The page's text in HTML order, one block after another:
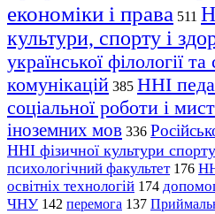
економіки і права 511
культури, спорту і
української філології
комунікацій 385 ННІ
соціальної роботи і
іноземних мов 336
ННІ фізичної культури
психологічний факультет 176
освітніх технологій 174
ЧНУ 142 перемога 137